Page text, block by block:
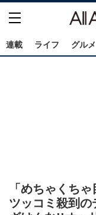
連載 ライフ グルメ
「めちゃくち
ツッコミ殺到